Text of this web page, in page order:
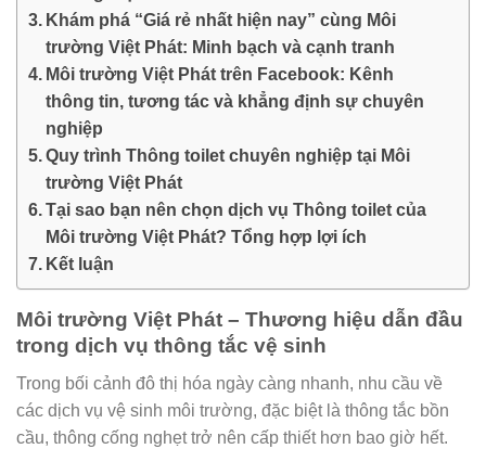
Khám phá “Giá rẻ nhất hiện nay” cùng Môi
trường Việt Phát: Minh bạch và cạnh tranh
Môi trường Việt Phát trên Facebook: Kênh
thông tin, tương tác và khẳng định sự chuyên
nghiệp
Quy trình Thông toilet chuyên nghiệp tại Môi
trường Việt Phát
Tại sao bạn nên chọn dịch vụ Thông toilet của
Môi trường Việt Phát? Tổng hợp lợi ích
Kết luận
Môi trường Việt Phát – Thương hiệu dẫn đầu
trong dịch vụ thông tắc vệ sinh
Trong bối cảnh đô thị hóa ngày càng nhanh, nhu cầu về
các dịch vụ vệ sinh môi trường, đặc biệt là thông tắc bồn
cầu, thông cống nghẹt trở nên cấp thiết hơn bao giờ hết.